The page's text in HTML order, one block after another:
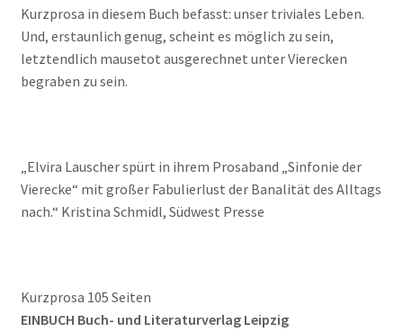
Kurzprosa in diesem Buch befasst: unser triviales Leben.
Und, erstaunlich genug, scheint es möglich zu sein,
letztendlich mausetot ausgerechnet unter Vierecken
begraben zu sein.
„Elvira Lauscher spürt in ihrem Prosaband „Sinfonie der
Vierecke“ mit großer Fabulierlust der Banalität des Alltags
nach.“ Kristina Schmidl, Südwest Presse
Kurzprosa 105 Seiten
EINBUCH Buch- und Literaturverlag Leipzig